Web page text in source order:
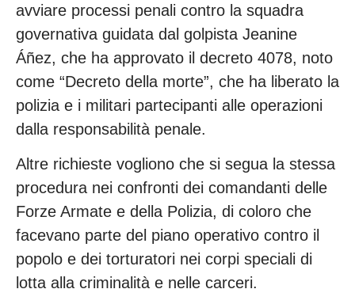
avviare processi penali contro la squadra
governativa guidata dal golpista Jeanine
Áñez, che ha approvato il decreto 4078, noto
come “Decreto della morte”, che ha liberato la
polizia e i militari partecipanti alle operazioni
dalla responsabilità penale.
Altre richieste vogliono che si segua la stessa
procedura nei confronti dei comandanti delle
Forze Armate e della Polizia, di coloro che
facevano parte del piano operativo contro il
popolo e dei torturatori nei corpi speciali di
lotta alla criminalità e nelle carceri.